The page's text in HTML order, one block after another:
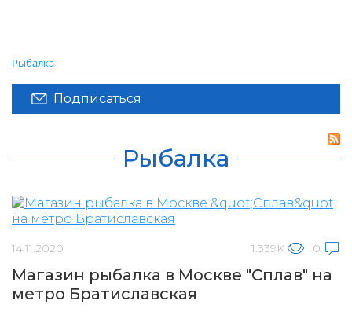
Рыбалка
Подписаться
Рыбалка
14.11.2020 1.339K 0
Магазин рыбалка в Москве "Сплав" на
метро Братиславская